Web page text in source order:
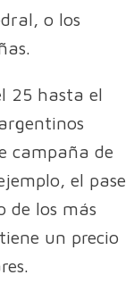
o los
25 hasta el
campaña de
el pase
de los más
un precio